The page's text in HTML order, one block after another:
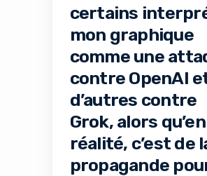
certains
mon graphique
comme une
contre OpenAI
d’autres contre
Grok, alors qu’en
réalité, c’est de
propagande